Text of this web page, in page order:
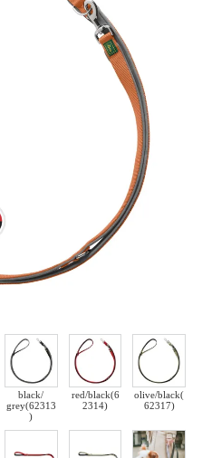
black/
grey(62313
)
red/black(6
2314)
olive/black(
62317)